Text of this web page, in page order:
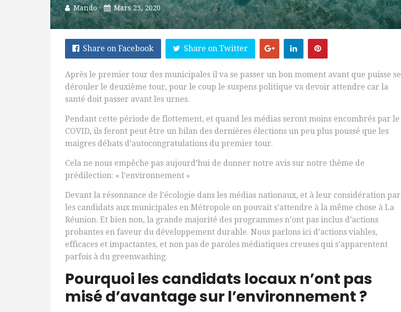
Mando Mars 25, 2020
Share on Facebook Share on Twitter
Après le premier tour des municipales il va se passer un bon moment avant que puisse se
dérouler le deuxième tour, pour le coup le suspens politique va devoir attendre car la
santé doit passer avant les urnes.
Pendant cette période de flottement, et quand les médias seront moins encombrés par le
COVID, ils feront peut être un bilan des dernières élections un peu plus poussé que les
maigres débats d’autocongratulations du premier tour.
Cela ne nous empêche pas aujourd’hui de donner notre avis sur notre thème de
prédilection: « l’environnement »
Devant la résonnance de l’écologie dans les médias nationaux, et à leur considération par
les candidats aux municipales en Métropole on pouvait s’attendre à la même chose à La
Réunion. Et bien non, la grande majorité des programmes n’ont pas inclus d’actions
probantes en faveur du développement durable. Nous parlons ici d’actions viables,
efficaces et impactantes, et non pas de paroles médiatiques creuses qui s’apparentent
parfois à du greenwashing.
Pourquoi les candidats locaux n’ont pas
misé d’avantage sur l’environnement ?